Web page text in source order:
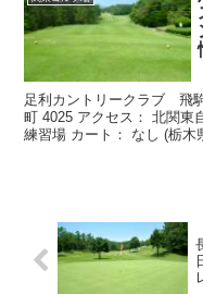
足利カントリークラブ 飛
町 4025 アクセス： 北関東
練習場 カート： なし (栃木